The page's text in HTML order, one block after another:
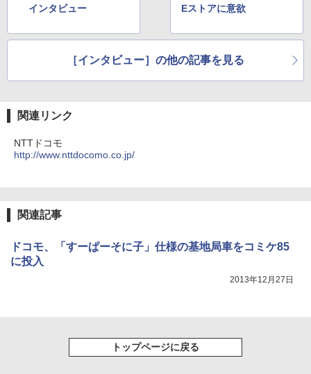
インタビュー
Eストアに意欲
［インタビュー］の他の記事を見る
関連リンク
NTTドコモ
http://www.nttdocomo.co.jp/
関連記事
ドコモ、「すーぱーそに子」仕様の基地局車をコミケ85
に投入
2013年12月27日
トップページに戻る